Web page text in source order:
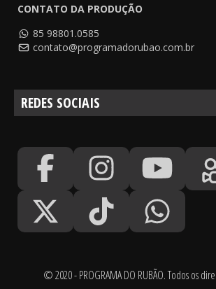
CONTATO DA PRODUÇÃO
85 98801.0585
contato@programadorubao.com.br
REDES SOCIAIS
© 2020 - PROGRAMA DO RUBÃO. Todos os